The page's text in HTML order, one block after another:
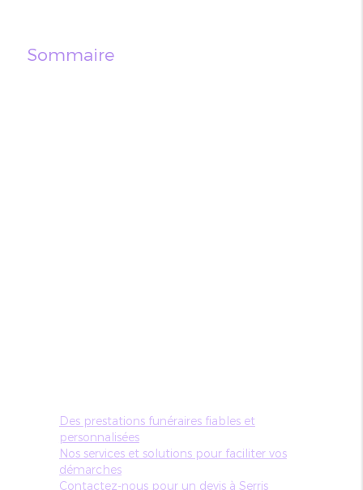
Sommaire
Des prestations funéraires fiables et
personnalisées
Nos services et solutions pour faciliter vos
démarches
Contactez-nous pour un devis à Serris